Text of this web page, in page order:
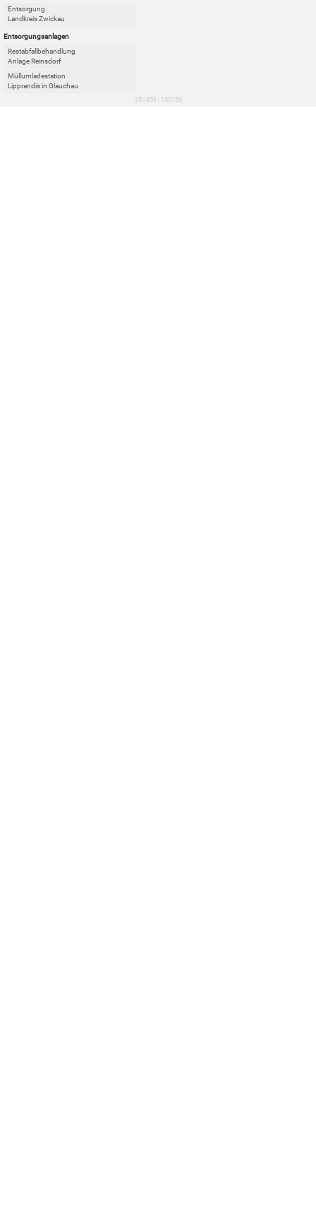
Entsorgung
Landkreis Zwickau
Entsorgungsanlagen
Restabfallbehandlung
Anlage Reinsdorf
Müllumladestation
Lipprandis in Glauchau
35 | 858 | 150159